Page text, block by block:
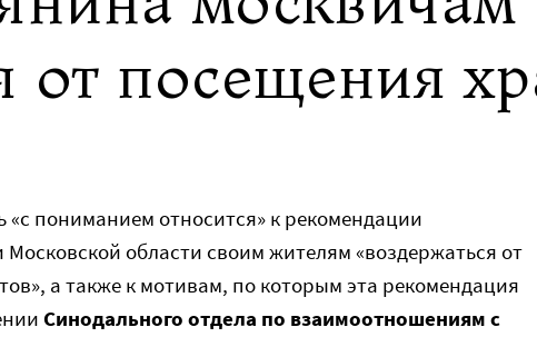
от посещения
«с пониманием относится» к рекомендации
области своим жителям «воздержаться от
а также к мотивам, по которым эта рекомендация
Синодального отдела по взаимоотношениям с